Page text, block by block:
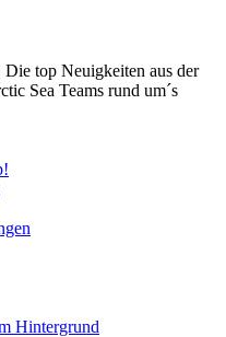
Die top Neuigkeiten aus der
Sea Teams rund um´s
Hintergrund